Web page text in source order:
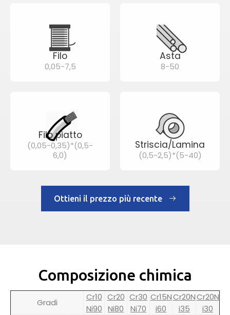
Filo
0,05-7,5
Asta
8-50
Filo piatto
(0,05-0,35)*(0,5-
6,0)
Striscia/Lamina
(0,5-2,5)*(5-40)
Ottieni il prezzo più recente
Composizione chimica
Gradi
Cr10
Ni90
Cr20
Ni80
Cr30
Ni70
Cr15N
i60
Cr20N
i35
Cr20N
i30